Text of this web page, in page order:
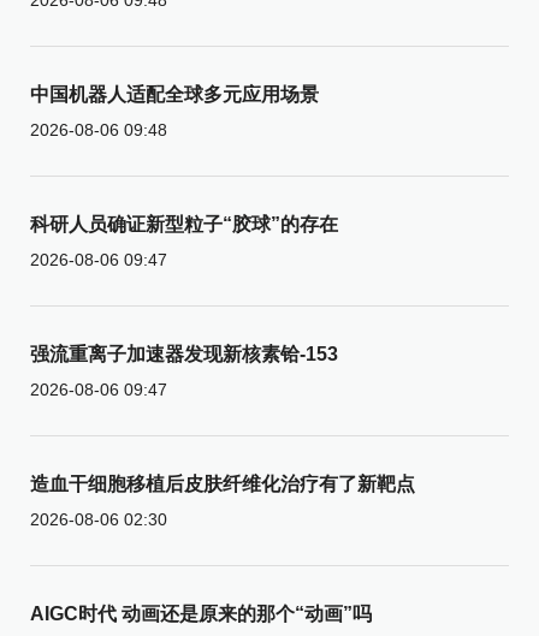
中国机器人适配全球多元应用场景
2026-08-06 09:48
科研人员确证新型粒子“胶球”的存在
2026-08-06 09:47
强流重离子加速器发现新核素铪-153
2026-08-06 09:47
造血干细胞移植后皮肤纤维化治疗有了新靶点
2026-08-06 02:30
AIGC时代 动画还是原来的那个“动画”吗